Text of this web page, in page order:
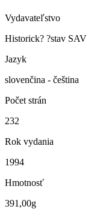
Vydavateľstvo
Historick? ?stav SAV
Jazyk
slovenčina - čeština
Počet strán
232
Rok vydania
1994
Hmotnosť
391,00g